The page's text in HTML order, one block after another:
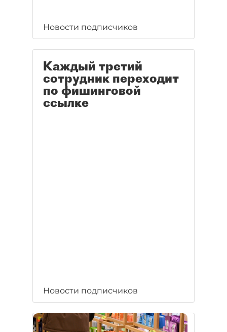
Новости подписчиков
Каждый третий
сотрудник переходит
по фишинговой
ссылке
Новости подписчиков